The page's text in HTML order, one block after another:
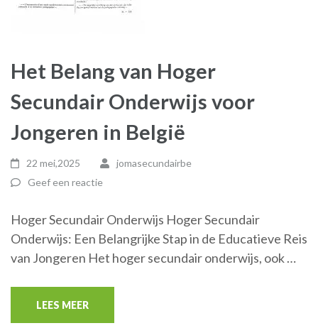
Het Belang van Hoger
Secundair Onderwijs voor
Jongeren in België
22 mei,2025
jomasecundairbe
Geef een reactie
Hoger Secundair Onderwijs Hoger Secundair
Onderwijs: Een Belangrijke Stap in de Educatieve Reis
van Jongeren Het hoger secundair onderwijs, ook …
LEES MEER